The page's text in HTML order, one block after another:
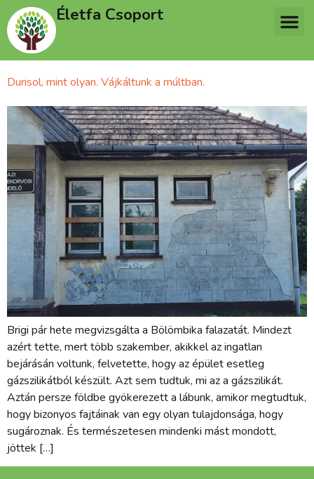
Életfa Csoport
Durisol, mint olyan. Vájkáltunk a múltban.
Brigi pár hete megvizsgálta a Bölömbika falazatát. Mindezt
azért tette, mert több szakember, akikkel az ingatlan
bejárásán voltunk, felvetette, hogy az épület esetleg
gázszilikátból készült. Azt sem tudtuk, mi az a gázszilikát.
Aztán persze földbe gyökerezett a lábunk, amikor megtudtuk,
hogy bizonyos fajtáinak van egy olyan tulajdonsága, hogy
sugároznak. És természetesen mindenki mást mondott,
jöttek […]